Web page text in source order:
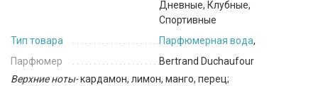
Дневные, Клубные,
Спортивные
Тип товара
Парфюмерная вода,
Парфюмер
Bertrand Duchaufour
Верхние ноты-кардамон, лимон, манго, перец;